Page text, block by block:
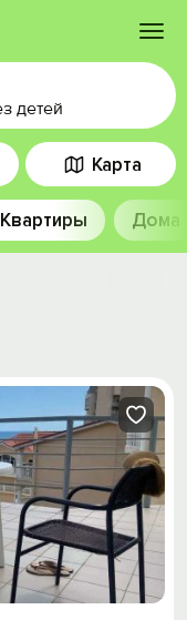
детей
Карта
Квартиры Дома